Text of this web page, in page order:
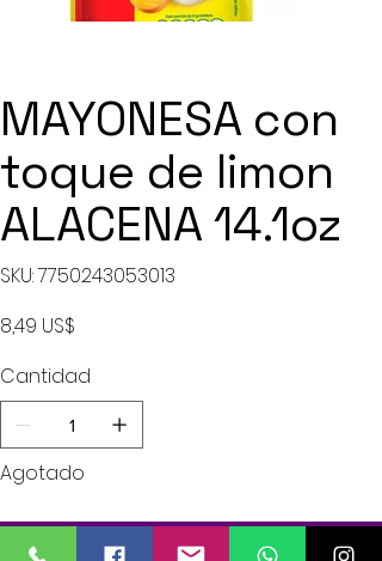
MAYONESA con
toque de limon
ALACENA 14.1oz
SKU: SKU
7750243053013
7750243053013
Precio
8,49 US$
Cantidad
Agotado
Notificar al estar disponible